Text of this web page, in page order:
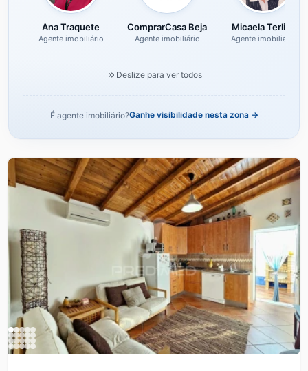
Ana Traquete
Agente imobiliário
ComprarCasa Beja
Agente imobiliário
Micaela Terlica
Agente imobiliário
Deslize para ver todos
É agente imobiliário?Ganhe visibilidade nesta zona →